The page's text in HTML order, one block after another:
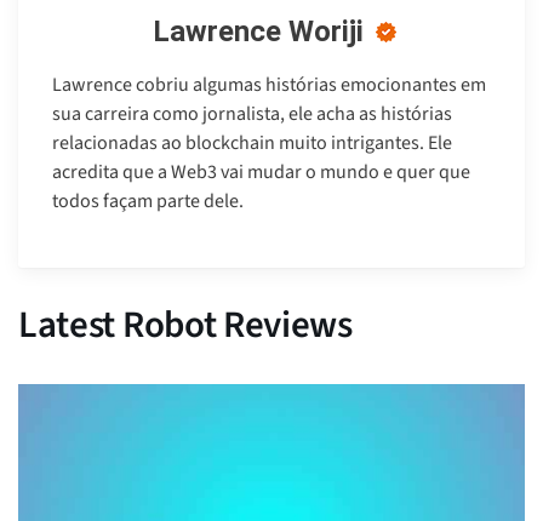
Lawrence Woriji
Lawrence cobriu algumas histórias emocionantes em
sua carreira como jornalista, ele acha as histórias
relacionadas ao blockchain muito intrigantes. Ele
acredita que a Web3 vai mudar o mundo e quer que
todos façam parte dele.
Latest Robot Reviews